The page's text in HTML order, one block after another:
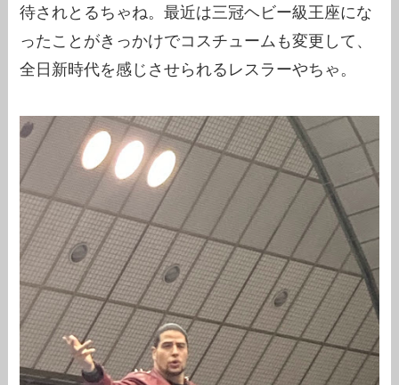
待されとるちゃね。最近は三冠ヘビー級王座にな
ったことがきっかけでコスチュームも変更して、
全日新時代を感じさせられるレスラーやちゃ。